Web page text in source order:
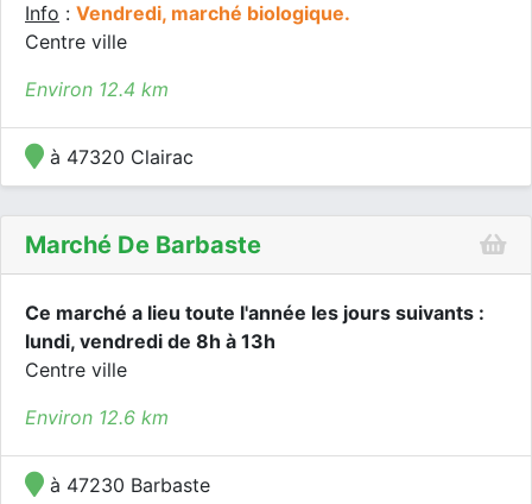
Info : Vendredi, marché biologique.
Centre ville
Environ 12.4 km
à 47320 Clairac
Marché De Barbaste
Ce marché a lieu toute l'année les jours suivants :
lundi, vendredi de 8h à 13h
Centre ville
Environ 12.6 km
à 47230 Barbaste